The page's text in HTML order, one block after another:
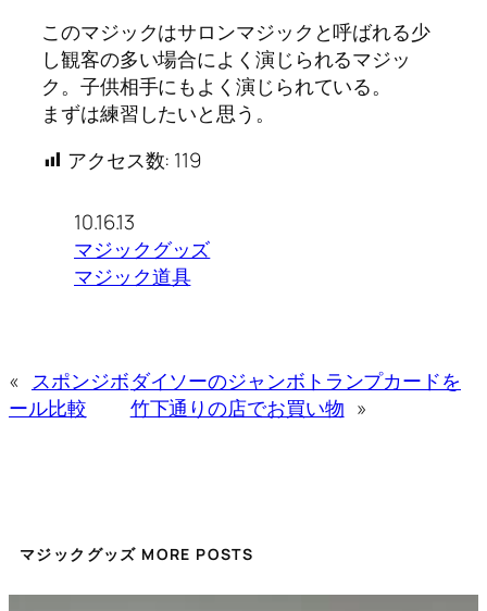
このマジックはサロンマジックと呼ばれる少
し観客の多い場合によく演じられるマジッ
ク。子供相手にもよく演じられている。
まずは練習したいと思う。
アクセス数: 119
10.16.13
マジックグッズ
マジック道具
« スポンジボ
ール比較
ダイソーのジャンボトランプカードを
竹下通りの店でお買い物 »
マジックグッズ MORE POSTS